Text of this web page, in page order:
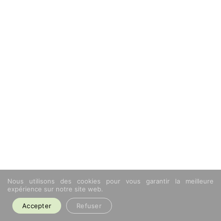
Nous utilisons des cookies pour vous garantir la meilleure
expérience sur notre site web.
Accepter Refuser